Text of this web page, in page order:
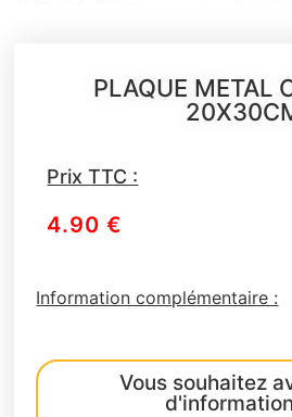
PLAQUE METAL
Prix TTC :
4.90€
Information complémentaire :
Vous souhaitez